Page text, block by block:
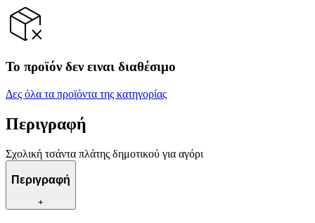
Το προϊόν δεν ειναι διαθέσιμο
Δες όλα τα προϊόντα της κατηγορίας
Περιγραφή
Σχολική τσάντα πλάτης δημοτικού για αγόρι
Περιγραφή
+